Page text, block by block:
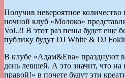
Получив невероятное
ночной клуб «Молоко»
Vol.2! В этот раз пены будет еще
публику будут DJ White & DJ
В клубе «Адам&Ева» празднуют
день левшей. А это значит, что
правой!» в почете будут эти